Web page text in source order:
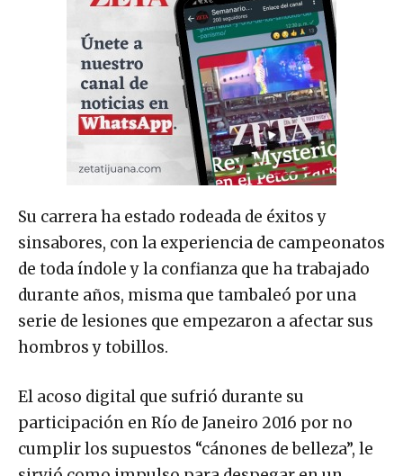
Su carrera ha estado rodeada de éxitos y
sinsabores, con la experiencia de campeonatos
de toda índole y la confianza que ha trabajado
durante años, misma que tambaleó por una
serie de lesiones que empezaron a afectar sus
hombros y tobillos.
El acoso digital que sufrió durante su
participación en Río de Janeiro 2016 por no
cumplir los supuestos “cánones de belleza”, le